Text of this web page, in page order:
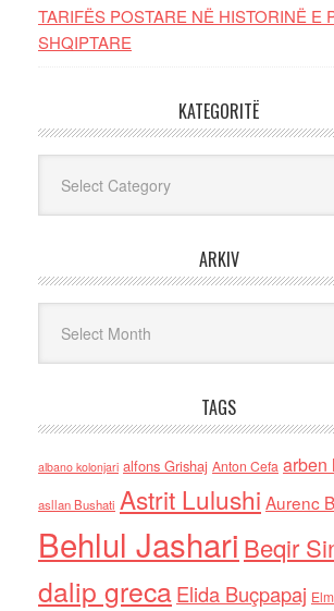
TARIFËS POSTARE NË HISTORINË E
SHQIPTARE
KATEGORITË
ARKIV
TAGS
albano kolonjari alfons Grishaj Anton Cefa arben
asllan Bushati Astrit Lulushi Aurenc
Behlul Jashari Beqir
dalip grecaElida Buçpapaj